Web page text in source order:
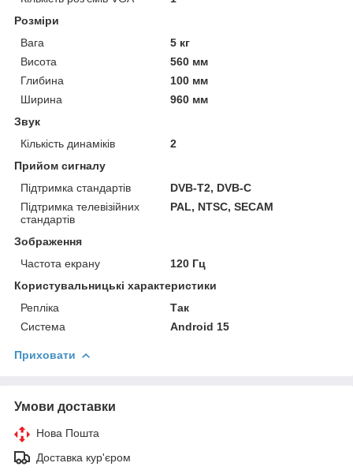
Розміри
Вага
5 кг
Висота
560 мм
Глибина
100 мм
Ширина
960 мм
Звук
Кількість динаміків
2
Прийом сигналу
Підтримка стандартів
DVB-T2, DVB-C
Підтримка телевізійних
стандартів
PAL, NTSC, SECAM
Зображення
Частота екрану
120 Гц
Користувальницькі характеристики
Репліка
Так
Система
Android 15
Приховати
Умови доставки
Нова Пошта
Доставка кур'єром